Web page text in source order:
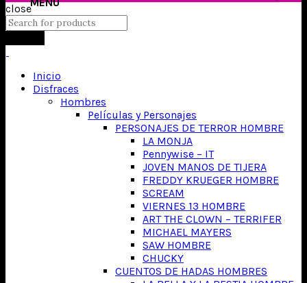
close
Inicio
Disfraces
Hombres
Películas y Personajes
PERSONAJES DE TERROR HOMBRE
LA MONJA
Pennywise – IT
JOVEN MANOS DE TIJERA
FREDDY KRUEGER HOMBRE
SCREAM
VIERNES 13 HOMBRE
ART THE CLOWN – TERRIFER
MICHAEL MAYERS
SAW HOMBRE
CHUCKY
CUENTOS DE HADAS HOMBRES